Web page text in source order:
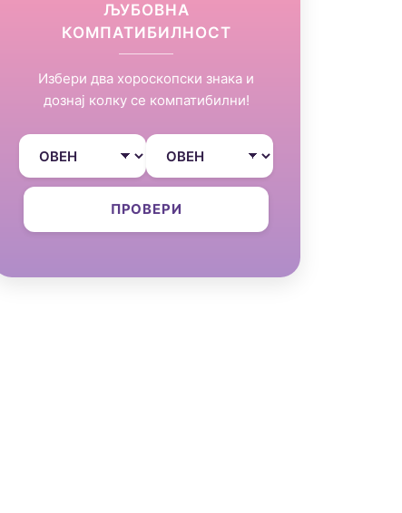
ЉУБОВНА
КОМПАТИБИЛНОСТ
Избери два хороскопски знака и
дознај колку се компатибилни!
ПРОВЕРИ